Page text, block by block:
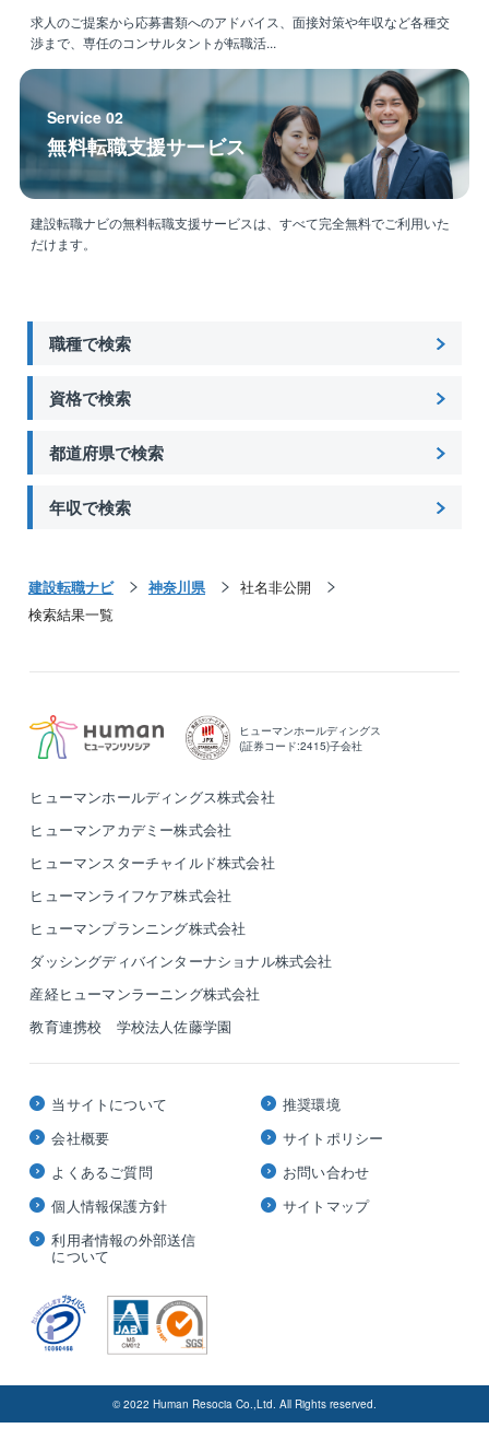
求人のご提案から応募書類へのアドバイス、面接対策や年収など各種交
渉まで、専任のコンサルタントが転職活...
Service 02
無料転職支援サービス
建設転職ナビの無料転職支援サービスは、すべて完全無料でご利用いた
だけます。
職種で検索
資格で検索
都道府県で検索
年収で検索
建設転職ナビ 神奈川県
社名非公開
検索結果一覧
ヒューマンホールディングス
(証券コード:2415)子会社
ヒューマンホールディングス株式会社
ヒューマンアカデミー株式会社
ヒューマンスターチャイルド株式会社
ヒューマンライフケア株式会社
ヒューマンプランニング株式会社
ダッシングディバインターナショナル株式会社
産経ヒューマンラーニング株式会社
教育連携校 学校法人佐藤学園
当サイトについて
会社概要
よくあるご質問
個人情報保護方針
利用者情報の外部送信
について
推奨環境
サイトポリシー
お問い合わせ
サイトマップ
© 2022 Human Resocia Co.,Ltd. All Rights reserved.